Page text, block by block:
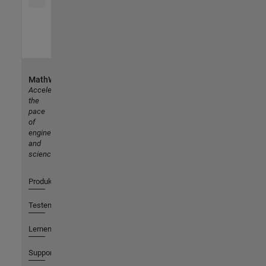
MathWorks
Accelerating
the
pace
of
engineering
and
science
Produkte
Testen oder Kaufen
Lernen
Support